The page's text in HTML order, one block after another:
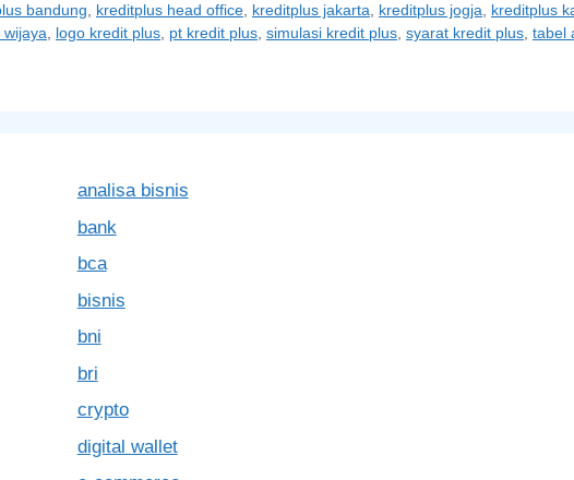
bandung kreditplus head office kreditplus jakarta kreditplus jogja kreditplus
wijaya logo kredit plus pt kredit plus simulasi kredit plus syarat kredit plus tabel
analisa bisnis
bank
bca
bisnis
bni
bri
crypto
digital wallet